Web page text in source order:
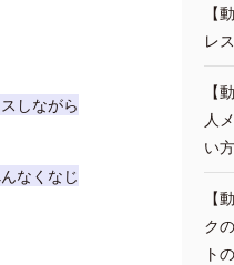
しながら
なくなじ
【
レ
【
人
い方
【
ク
ト